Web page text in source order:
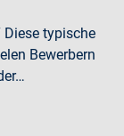
Diese typische
Bewerbern